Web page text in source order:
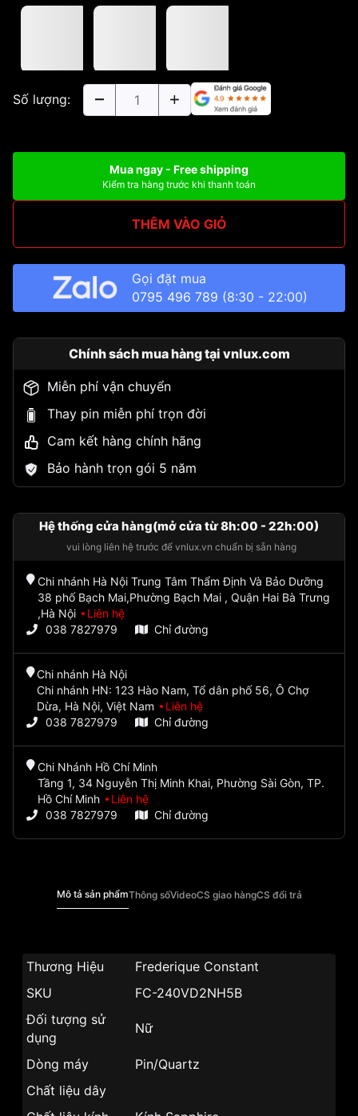
Số lượng:
Mua ngay - Free shipping
Kiểm tra hàng trước khi thanh toán
THÊM VÀO GIỎ
Gọi đặt mua
0795 496 789 (8:30 - 22:00)
Chính sách mua hàng tại vnlux.com
Miễn phí vận chuyển
Thay pin miễn phí trọn đời
Cam kết hàng chính hãng
Bảo hành trọn gói 5 năm
Hệ thống cửa hàng(mở cửa từ 8h:00 - 22h:00)
vui lòng liên hệ trước để vnlux.vn chuẩn bị sẵn hàng
Chi nhánh Hà Nội Trung Tâm Thẩm Định Và Bảo Dưỡng
38 phố Bạch Mai,Phường Bạch Mai , Quận Hai Bà Trưng
,Hà Nội
Liên hệ
038 7827979
Chỉ đường
Chi nhánh Hà Nội
Chi nhánh HN: 123 Hào Nam, Tổ dân phố 56, Ô Chợ
Dừa, Hà Nội, Việt Nam
Liên hệ
038 7827979
Chỉ đường
Chi Nhánh Hồ Chí Minh
Tầng 1, 34 Nguyễn Thị Minh Khai, Phường Sài Gòn, TP.
Hồ Chí Minh
Liên hệ
038 7827979
Chỉ đường
Mô tả sản phẩmThông sốVideoCS giao hàngCS đổi trả
Thương Hiệu
Frederique Constant
SKU
FC-240VD2NH5B
Đối tượng sử
dụng
Nữ
Dòng máy
Pin/Quartz
Chất liệu dây